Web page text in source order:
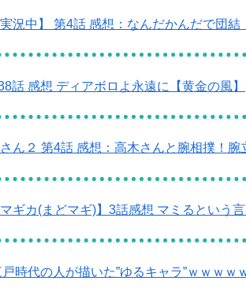
況中】 第4話 感想：なんだかんだで団
話 感想 ディアボロよ永遠に【黄金の風】
ん２ 第4話 感想：高木さんと腕相撲！
ギカ(まどマギ)】3話感想 マミるという
時代の人が描いた”ゆるキャラ”ｗｗｗｗ